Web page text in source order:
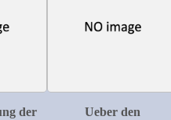
der
Ueber den